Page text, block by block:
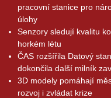
pracovní stanice pro
úlohy
Senzory sledují kvalitu
horkém létu
ČAS rozšířila Datový
dokončila další milník
3D modely pomáhají
rozvoj i zvládat krize